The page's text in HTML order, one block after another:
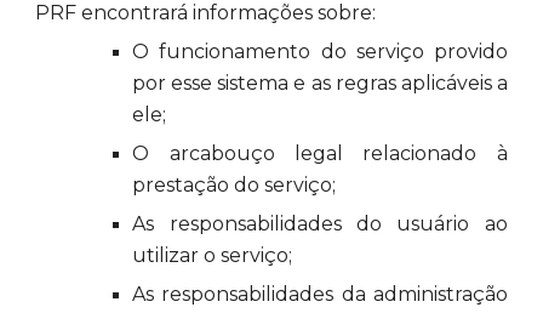
PRF encontrará informações sobre:
O funcionamento do serviço provido
por esse sistema e as regras aplicáveis a
ele;
O arcabouço legal relacionado à
prestação do serviço;
As responsabilidades do usuário ao
utilizar o serviço;
As responsabilidades da administração